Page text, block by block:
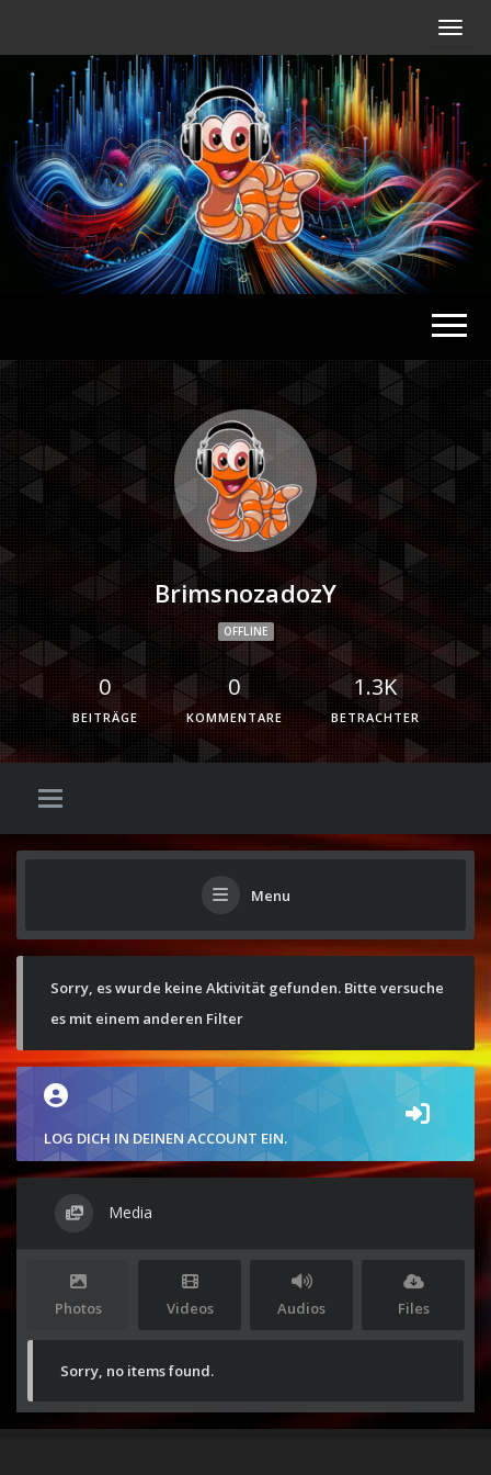
Radio
BrimsnozadozY
OFFLINE
0
BEITRÄGE
0
KOMMENTARE
1.3K
BETRACHTER
Menu
Sorry, es wurde keine Aktivität gefunden. Bitte versuche
es mit einem anderen Filter
LOG DICH IN DEINEN ACCOUNT EIN.
Media
Photos Videos Audios Files
Sorry, no items found.